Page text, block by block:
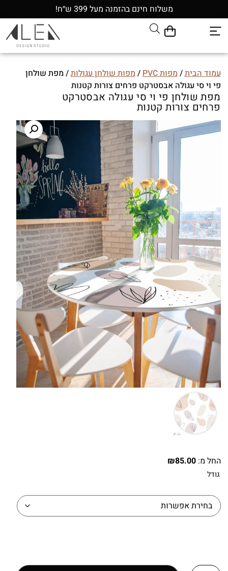
משלוח חינם בהזמנה מעל 399 ש״ח!
עמוד הבית/מפות PVC /מפות שולחן עגולות/ מפת שולחן
פי וי סי עגולה אבסטרקט פרחים צורות קטנות
מפת שולחן פי וי סי עגולה אבסטרקט
פרחים צורות קטנות
החל מ: ₪85.00
גודל